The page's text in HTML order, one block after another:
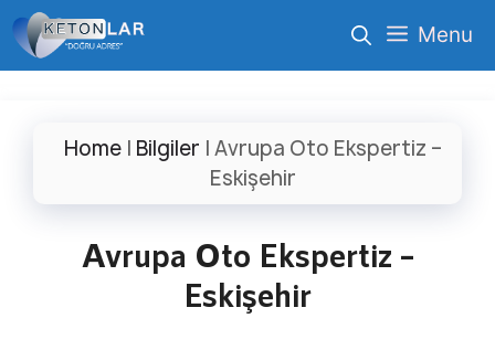
İçeriğe
atla
Menu
Home | Bilgiler | Avrupa Oto Ekspertiz –
Eskişehir
Avrupa Oto Ekspertiz –
Eskişehir